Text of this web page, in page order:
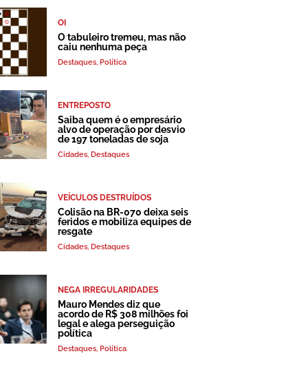
OI
O tabuleiro tremeu, mas não
caiu nenhuma peça
Destaques, Política
ENTREPOSTO
Saiba quem é o empresário
alvo de operação por desvio
de 197 toneladas de soja
Cidades, Destaques
VEÍCULOS DESTRUÍDOS
Colisão na BR-070 deixa seis
feridos e mobiliza equipes de
resgate
Cidades, Destaques
NEGA IRREGULARIDADES
Mauro Mendes diz que
acordo de R$ 308 milhões foi
legal e alega perseguição
política
Destaques, Política